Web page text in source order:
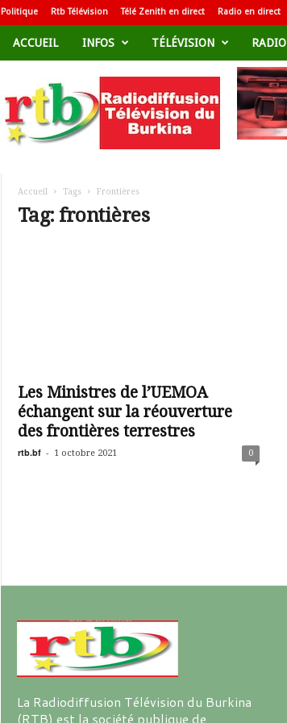
Politique Rtb Télévision Télé Zenith en direct Radio en direct
ACCUEIL INFOS TÉLÉVISION RADIO
d
i
i
Accueil Tags Frontières
Tag: frontières
Les Ministres de l’UEMOA
échangent sur la réouverture
des frontières terrestres
rtb.bf - 1 octobre 2021 0
La Radiodiffusion Télévision du Burkina
(RTB) est la société publique de